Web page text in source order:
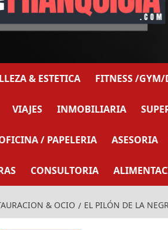
& ESTETICA FITNESS /GYM/
VIAJES INMOBILIARIA
/ PAPELERIA ASESORIA
CONSULTORIA
& OCIO EL PILÓN DE LA